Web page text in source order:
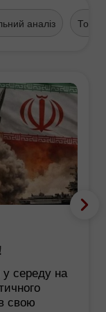
аналіз
середу на
свою